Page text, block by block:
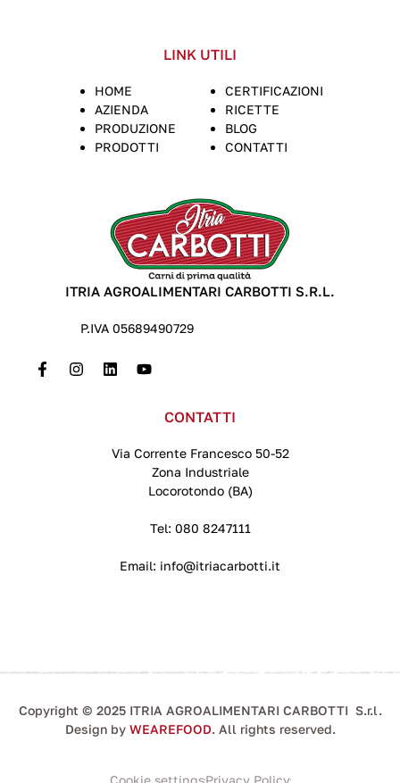
LINK UTILI
HOME
AZIENDA
PRODUZIONE
PRODOTTI
CERTIFICAZIONI
RICETTE
BLOG
CONTATTI
ITRIA AGROALIMENTARI CARBOTTI S.R.L.
P.IVA 05689490729
CONTATTI
Via Corrente Francesco 50-52
Zona Industriale
Locorotondo (BA)
Tel: 080 8247111
Email: info@itriacarbotti.it
Copyright © 2025 ITRIA AGROALIMENTARI CARBOTTI S.r.l.
Design by WEAREFOOD. All rights reserved.
Cookie settingsPrivacy Policy